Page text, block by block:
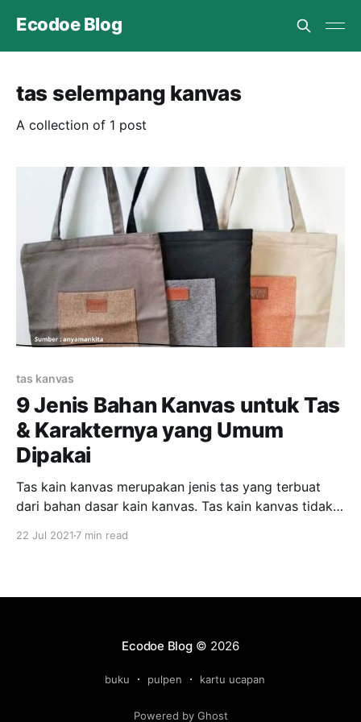
Ecodoe Blog
tas selempang kanvas
A collection of 1 post
tas kanvas
9 Jenis Bahan Kanvas untuk Tas
& Karakternya yang Umum
Dipakai
Tas kain kanvas merupakan jenis tas yang terbuat
dari bahan dasar kain kanvas. Tas kain kanvas tidak
22 Jul 2021 7 min read
Ecodoe Blog© 2026
buku pulpen kartu ucapan
Powered by Ghost